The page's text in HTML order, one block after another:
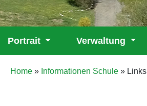
Hauptnavigation
Portrait Verwaltung
Pfadnavigation
Home Informationen Schule